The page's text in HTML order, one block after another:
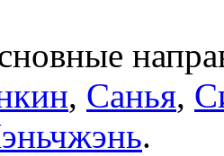
, Санья,
.